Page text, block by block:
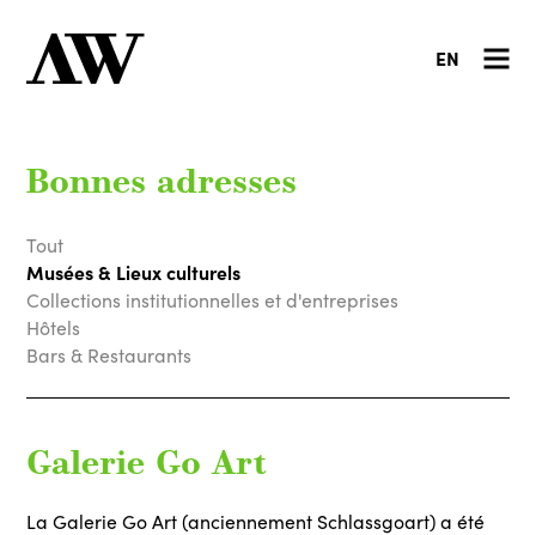
EN
Bonnes adresses
Tout
Musées & Lieux culturels
Collections institutionnelles et d'entreprises
Hôtels
Bars & Restaurants
Galerie Go Art
La Galerie Go Art (anciennement Schlassgoart) a été